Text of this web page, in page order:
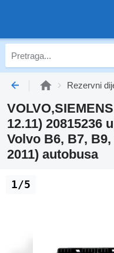
Rezervni
12.11) 20815236
Volvo B6, B7,
2011) autobusa
1/5